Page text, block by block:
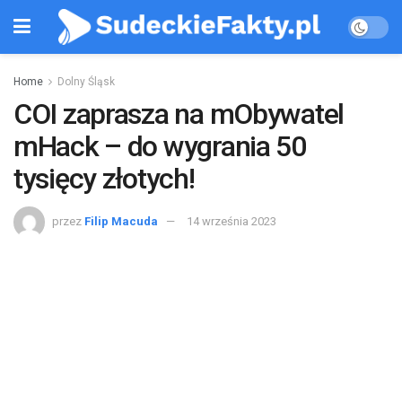
Home Dolny Śląsk
COI zaprasza na mObywatel
mHack – do wygrania 50
tysięcy złotych!
przez Filip Macuda 14 września 2023